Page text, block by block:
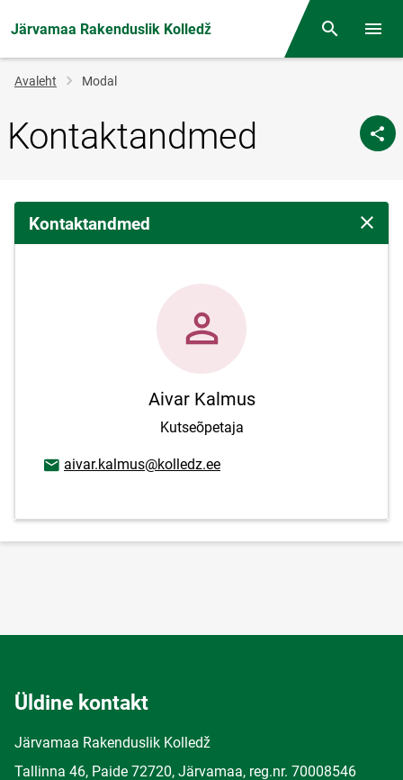
Järvamaa Rakenduslik Kolledž Otsing
Jälglink
Avaleht Modal
Kontaktandmed
Kontaktandmed Sulge
Aivar Kalmus
Kutseõpetaja
E-posti aadress
aivar.kalmus@kolledz.ee
Üldine kontakt
Järvamaa Rakenduslik Kolledž
Tallinna 46, Paide 72720, Järvamaa, reg.nr. 70008546